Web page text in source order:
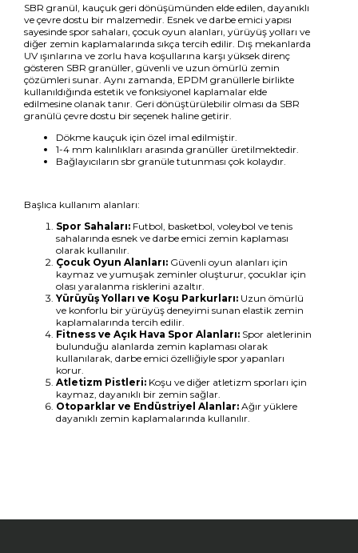
SBR granül, kauçuk geri dönüşümünden elde edilen, dayanıklı
ve çevre dostu bir malzemedir. Esnek ve darbe emici yapısı
sayesinde spor sahaları, çocuk oyun alanları, yürüyüş yolları ve
diğer zemin kaplamalarında sıkça tercih edilir. Dış mekanlarda
UV ışınlarına ve zorlu hava koşullarına karşı yüksek direnç
gösteren SBR granüller, güvenli ve uzun ömürlü zemin
çözümleri sunar. Aynı zamanda, EPDM granüllerle birlikte
kullanıldığında estetik ve fonksiyonel kaplamalar elde
edilmesine olanak tanır. Geri dönüştürülebilir olması da SBR
granülü çevre dostu bir seçenek haline getirir.
Dökme kauçuk için özel imal edilmiştir.
1-4 mm kalınlıkları arasında granüller üretilmektedir.
Bağlayıcıların sbr granüle tutunması çok kolaydır.
Başlıca kullanım alanları:
Spor Sahaları: Futbol, basketbol, voleybol ve tenis
sahalarında esnek ve darbe emici zemin kaplaması
olarak kullanılır.
Çocuk Oyun Alanları: Güvenli oyun alanları için
kaymaz ve yumuşak zeminler oluşturur, çocuklar için
olası yaralanma risklerini azaltır.
Yürüyüş Yolları ve Koşu Parkurları: Uzun ömürlü
ve konforlu bir yürüyüş deneyimi sunan elastik zemin
kaplamalarında tercih edilir.
Fitness ve Açık Hava Spor Alanları: Spor aletlerinin
bulunduğu alanlarda zemin kaplaması olarak
kullanılarak, darbe emici özelliğiyle spor yapanları
korur.
Atletizm Pistleri: Koşu ve diğer atletizm sporları için
kaymaz, dayanıklı bir zemin sağlar.
Otoparklar ve Endüstriyel Alanlar: Ağır yüklere
dayanıklı zemin kaplamalarında kullanılır.